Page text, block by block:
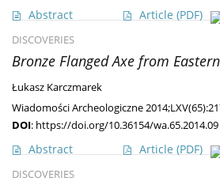
Abstract Article (PDF)
DISCOVERIES
Bronze Flanged Axe from
Łukasz Karczmarek
Wiadomości Archeologiczne
DOI: https://doi.org/10.36154/wa.65.2014.09
Abstract Article (PDF)
DISCOVERIES